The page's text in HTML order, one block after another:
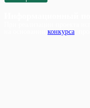
конкурса